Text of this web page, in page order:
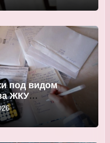
под видом
ЖКУ
данные